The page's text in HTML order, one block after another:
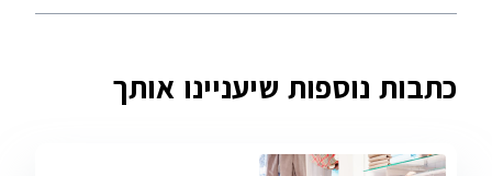
כתבות נוספות שיעניינו אותך